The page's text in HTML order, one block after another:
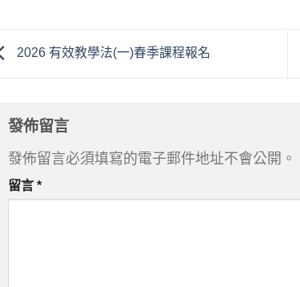
2026 有效教學法(一)春季課程報名
發佈留言
發佈留言必須填寫的電子郵件地址不會公開。
留言 *